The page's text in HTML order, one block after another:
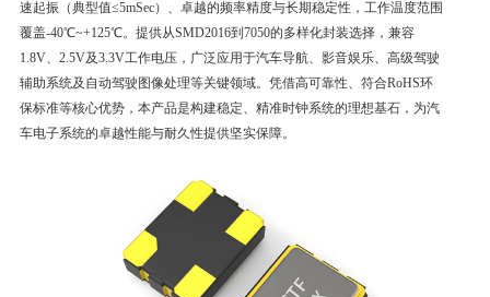
速起振（典型值≤5mSec）、卓越的频率精度与长期稳定性，工作温度范围
覆盖-40℃~+125℃。提供从SMD2016到7050的多样化封装选择，兼容
1.8V、2.5V及3.3V工作电压，广泛应用于汽车导航、影音娱乐、高级驾驶
辅助系统及自动驾驶图像处理等关键领域。凭借高可靠性、符合RoHS环
保标准等核心优势，本产品是构建稳定、精准时钟系统的理想基石，为汽
车电子系统的卓越性能与耐久性提供坚实保障。